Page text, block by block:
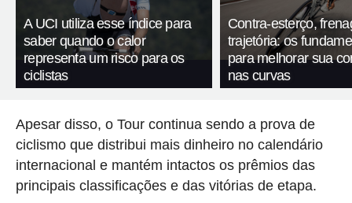
A UCI utiliza esse índice para
saber quando o calor
representa um risco para os
ciclistas
Contra-esterço,
trajetória: os
para melhorar sua
nas curvas
Apesar disso, o Tour continua sendo a prova de
ciclismo que distribui mais dinheiro no calendário
internacional e mantém intactos os prêmios das
principais classificações e das vitórias de etapa.